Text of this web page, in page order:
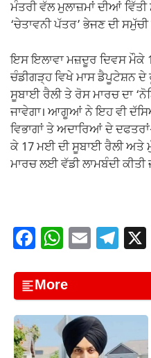
ਮੰਤਰੀ ਵੱਲ ਮੁਲਾਜ਼ਮਾਂ ਦੀਆਂ
‘ਚੇਤਾਵਨੀ ਪੱਤਰ’ ਭੇਜਣ ਦੀ
ਇਸ ਇਲਾਵਾ ਮਜ਼ਦੂਰ ਦਿਵਸ ਮੌਕੇ
ਚੰਡੀਗੜ੍ਹ ਵਿਖੇ ਮਾਸ ਡੈਪੂਟੇਸ਼ਨ
ਸੂਬਾਈ ਰੈਲੀ ਤੇ ਰੋਸ ਮਾਰਚ ਦਾ
ਜਾਵੇਗਾ। ਆਗੂਆਂ ਨੇ ਇਹ ਵੀ
ਵਿਭਾਗਾਂ ਤੇ ਅਦਾਰਿਆਂ ਦੇ
ਕੇ 17 ਮਈ ਦੀ ਸੂਬਾਈ ਰੈਲੀ ਅਤੇ
ਮਾਰਚ ਲਈ ਵੱਡੀ ਲਾਮਬੰਦੀ ਕੀਤੀ
F
c
e
b
o
W
at
s
A
p
E
ail
T
e
gr
m
More